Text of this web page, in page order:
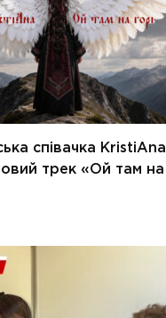
співачка KristiAna
трек «Ой там на